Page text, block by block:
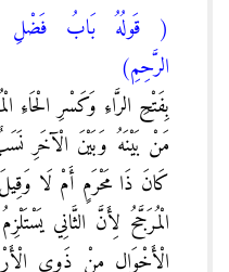
( قَولُهُ بَابُ فَضْلِ
الرَّحِمِ)
بِفَتْحِ الرَّاءِ وَكَسْرِ الْحَاءِ
مَنْ بَيْنَهُ وَبَيْنَ الْآخَرِ
كَانَ ذَا مَحْرَمٍ أَمْ لَا
الْمُرَجَّحُ لِأَنَّ الثَّانِي
الْأَخْوَالِ مِنْ ذَوِي